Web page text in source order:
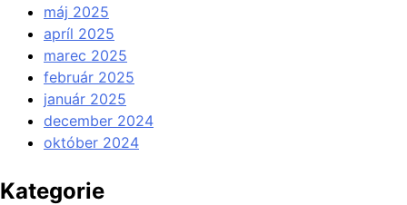
máj 2025
apríl 2025
marec 2025
február 2025
január 2025
december 2024
október 2024
Kategorie